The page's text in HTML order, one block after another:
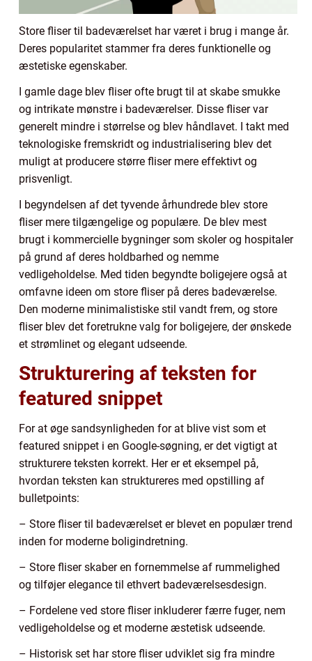
Store fliser til badeværelset har været i brug i mange år.
Deres popularitet stammer fra deres funktionelle og
æstetiske egenskaber.
I gamle dage blev fliser ofte brugt til at skabe smukke
og intrikate mønstre i badeværelser. Disse fliser var
generelt mindre i størrelse og blev håndlavet. I takt med
teknologiske fremskridt og industrialisering blev det
muligt at producere større fliser mere effektivt og
prisvenligt.
I begyndelsen af det tyvende århundrede blev store
fliser mere tilgængelige og populære. De blev mest
brugt i kommercielle bygninger som skoler og hospitaler
på grund af deres holdbarhed og nemme
vedligeholdelse. Med tiden begyndte boligejere også at
omfavne ideen om store fliser på deres badeværelse.
Den moderne minimalistiske stil vandt frem, og store
fliser blev det foretrukne valg for boligejere, der ønskede
et strømlinet og elegant udseende.
Strukturering af teksten for
featured snippet
For at øge sandsynligheden for at blive vist som et
featured snippet i en Google-søgning, er det vigtigt at
strukturere teksten korrekt. Her er et eksempel på,
hvordan teksten kan struktureres med opstilling af
bulletpoints:
– Store fliser til badeværelset er blevet en populær trend
inden for moderne boligindretning.
– Store fliser skaber en fornemmelse af rummelighed
og tilføjer elegance til ethvert badeværelsesdesign.
– Fordelene ved store fliser inkluderer færre fuger, nem
vedligeholdelse og et moderne æstetisk udseende.
– Historisk set har store fliser udviklet sig fra mindre